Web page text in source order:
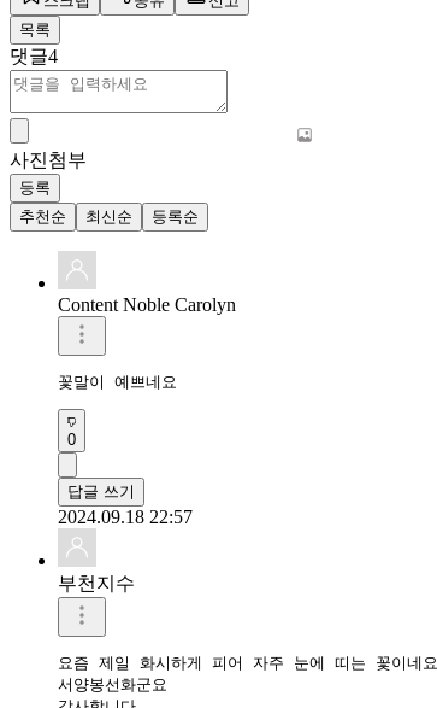
목록
댓글4
사진첨부
등록
추천순
최신순 등록순
Content Noble Carolyn
꽃말이 예쁘네요
0
답글 쓰기
2024.09.18 22:57
부천지수
요즘 제일 화시하게 피어 자주 눈에 띠는 꽃이네요
서양봉선화군요